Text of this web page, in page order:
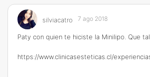
silviacatro 7 ago 2018
Paty con quien te hiciste la Minilipo. Que
https://www.clinicasesteticas.cl/